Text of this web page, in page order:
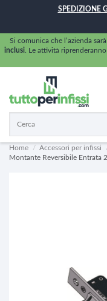
SPEDIZIONE
Si comunica che l’azienda
inclusi . Le attività
Home Accessori per infissi
Montante Reversibile Entrata